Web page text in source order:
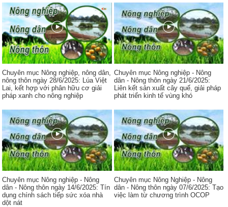
Chuyên mục Nông nghiệp, nông dân,
nông thôn ngày 28/6/2025: Lúa Việt
Lai, kết hợp với phân hữu cơ giải
pháp xanh cho nông nghiệp
Chuyên mục Nông nghiệp - Nông
dân - Nông thôn ngày 21/6/2025:
Liên kết sản xuất cây quế, giải pháp
phát triển kinh tế vùng khó
Chuyên mục Nông nghiệp - Nông
dân - Nông thôn ngày 14/6/2025: Tín
dụng chính sách tiếp sức xóa nhà
dột nát
Chuyên mục Nông Nghiệp - Nông
dân - Nông thôn ngày 07/6/2025: Tạo
việc làm từ chương trình OCOP